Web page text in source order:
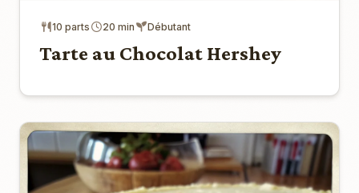
10 parts 20 min Débutant
Tarte au Chocolat Hershey